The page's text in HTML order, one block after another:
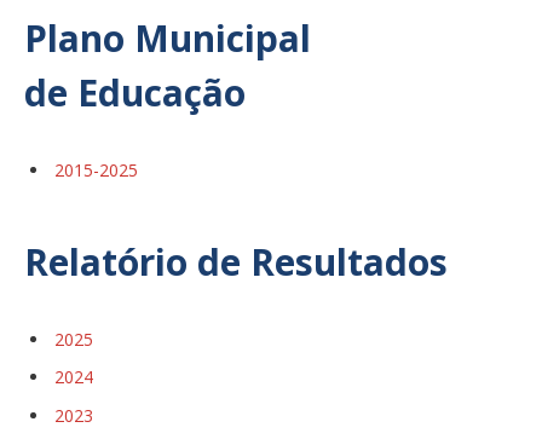
Plano Municipal
de Educação
2015-2025
Relatório de Resultados
2025
2024
2023